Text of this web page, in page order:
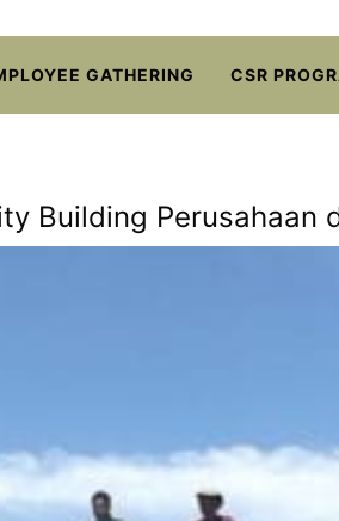
GATHERING CSR
Building Perusahaan